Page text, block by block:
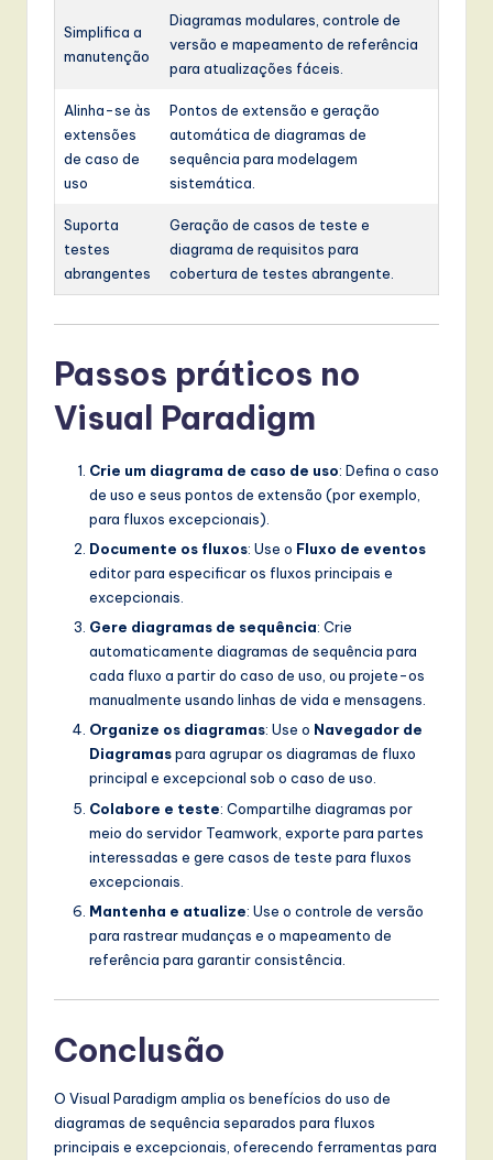
Simplifica a
manutenção
Diagramas modulares, controle de
versão e mapeamento de referência
para atualizações fáceis.
Alinha-se às
extensões
de caso de
uso
Pontos de extensão e geração
automática de diagramas de
sequência para modelagem
sistemática.
Suporta
testes
abrangentes
Geração de casos de teste e
diagrama de requisitos para
cobertura de testes abrangente.
Passos práticos no
Visual Paradigm
Crie um diagrama de caso de uso: Defina o caso
de uso e seus pontos de extensão (por exemplo,
para fluxos excepcionais).
Documente os fluxos: Use o Fluxo de eventos
editor para especificar os fluxos principais e
excepcionais.
Gere diagramas de sequência: Crie
automaticamente diagramas de sequência para
cada fluxo a partir do caso de uso, ou projete-os
manualmente usando linhas de vida e mensagens.
Organize os diagramas: Use o Navegador de
Diagramaspara agrupar os diagramas de fluxo
principal e excepcional sob o caso de uso.
Colabore e teste: Compartilhe diagramas por
meio do servidor Teamwork, exporte para partes
interessadas e gere casos de teste para fluxos
excepcionais.
Mantenha e atualize: Use o controle de versão
para rastrear mudanças e o mapeamento de
referência para garantir consistência.
Conclusão
O Visual Paradigm amplia os benefícios do uso de
diagramas de sequência separados para fluxos
principais e excepcionais, oferecendo ferramentas para